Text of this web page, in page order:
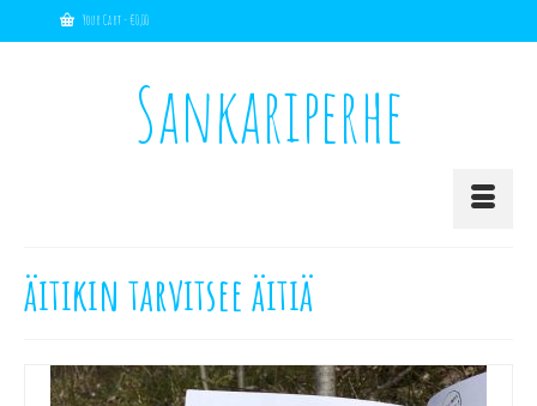
Your Cart-€0,00
Sankariperhe
äitikin tarvitsee äitiä